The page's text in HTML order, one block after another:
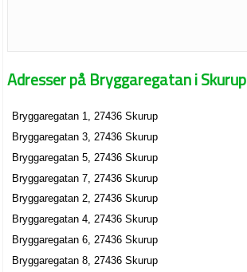
Adresser på Bryggaregatan i Skurup
Bryggaregatan 1, 27436 Skurup
Bryggaregatan 3, 27436 Skurup
Bryggaregatan 5, 27436 Skurup
Bryggaregatan 7, 27436 Skurup
Bryggaregatan 2, 27436 Skurup
Bryggaregatan 4, 27436 Skurup
Bryggaregatan 6, 27436 Skurup
Bryggaregatan 8, 27436 Skurup